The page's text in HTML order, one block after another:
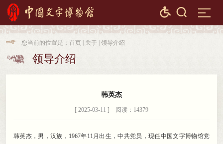
 
 领导介绍
 您当前的位置是： 首页 关于 领导介绍
韩英杰
[ 2025-03-11 ] 阅读：14379
韩英杰 ， 男，汉族 ， 1967年11月出生，中共党员 ，现任中国文字博物馆党